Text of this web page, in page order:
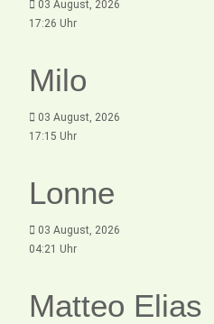
03 August, 2026
17:26 Uhr
Milo
03 August, 2026
17:15 Uhr
Lonne
03 August, 2026
04:21 Uhr
Matteo Elias